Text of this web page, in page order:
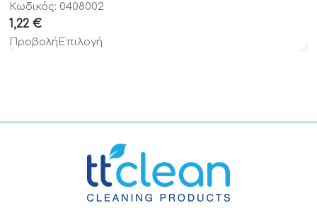
Κωδικός: 0408002
1,22 €
ΠροβολήΕπιλογή